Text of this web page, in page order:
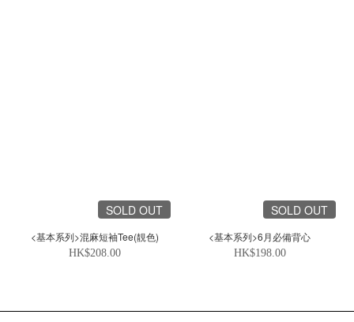
SOLD OUT
<基本系列>混麻短袖Tee(靚色)
HK$208.00
SOLD OUT
<基本系列>6月必備背心
HK$198.00